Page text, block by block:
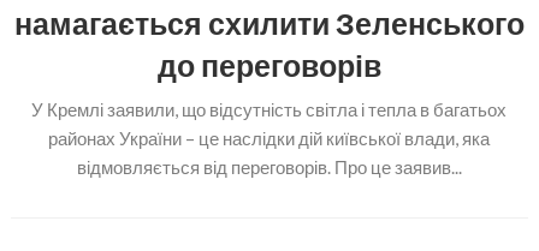
намагається схилити Зеленського
до переговорів
У Кремлі заявили, що відсутність світла і тепла в багатьох
районах України – це наслідки дій київської влади, яка
відмовляється від переговорів. Про це заявив...